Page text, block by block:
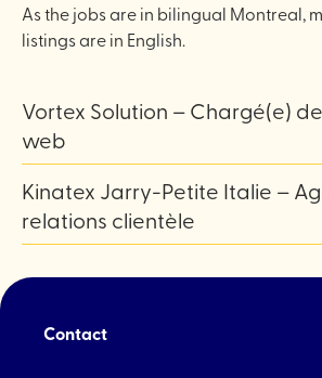
As the jobs are in bilingual Montreal,
listings are in English.
Vortex Solution – Chargé(e)
web
Horaire : Temps plein (37.5h/semaine)
Mode : Présentiel
Chez Vortex Solution, l’harmonie
développons des solutions web
Kinatex Jarry-Petite Italie –
relations clientèle
Horaire: flexible;
samedi de jour;
Contact